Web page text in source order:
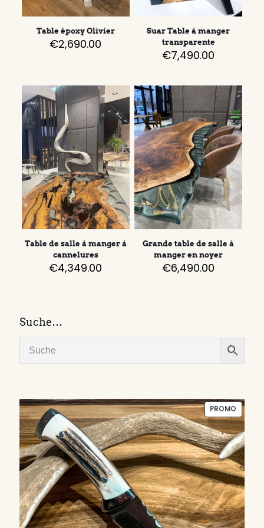
Table époxy Olivier
€2,690.00
Suar Table à manger
transparente
€7,490.00
Table de salle à manger à
cannelures
€4,349.00
Grande table de salle à
manger en noyer
€6,490.00
Suche…
PROMO
EN